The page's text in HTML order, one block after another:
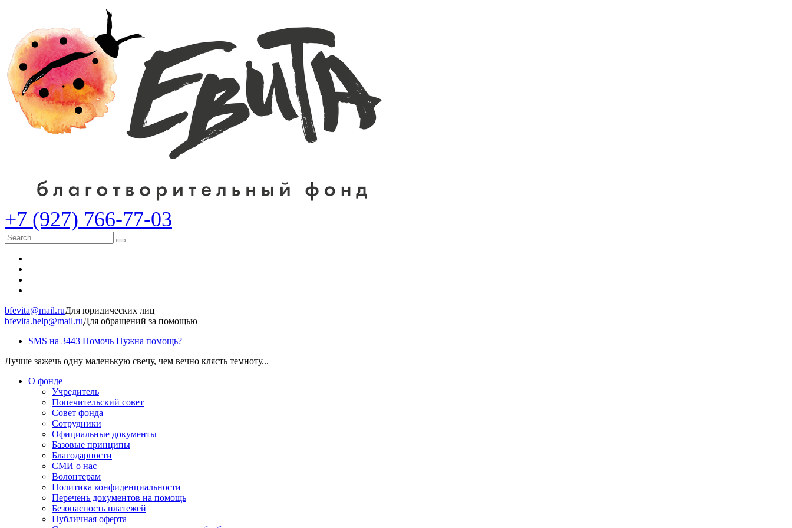
+7 (927) 766-77-03
Search
bfevita@mail.ruДля юридических лиц
bfevita.help@mail.ruДля обращений за помощью
SMS на 3443 Помочь Нужна помощь?
Лучше зажечь одну маленькую свечу, чем вечно клясть темноту...
О фонде
Учредитель
Попечительский совет
Совет фонда
Сотрудники
Официальные документы
Базовые принципы
Благодарности
СМИ о нас
Волонтерам
Политика конфиденциальности
Перечень документов на помощь
Безопасность платежей
Публичная оферта